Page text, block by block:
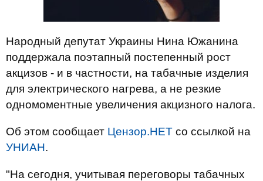
Народный депутат Украины Нина Южанина
поддержала поэтапный постепенный рост
акцизов - и в частности, на табачные изделия
для электрического нагрева, а не резкие
одномоментные увеличения акцизного налога.
Об этом сообщает Цензор.НЕТ со ссылкой на
УНИАН.
"На сегодня, учитывая переговоры табачных